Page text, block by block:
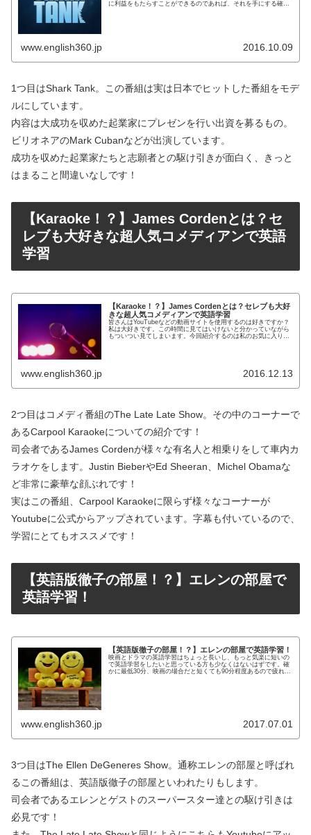
に利益をもたらすことができるのであれば、それを手にする確率
www.english360.jp 2016.10.09
1つ目はShark Tank。この番組は実は日本でヒットした番組をモデ
ルにしています。
内容は大成功を収めた起業家にプレゼンを行い出資を募るもの。
ビリオネアのMark Cubanなどが出演しています。
成功を収めた起業家たちと志願者との駆け引きが面白く、きっと
はまること間違いなしです！
【Karaoke！？】James Cordenとは？セ
レブも大好きな超人気コメディアンで英語
学習
【Karaoke！？】James Cordenとは？セレブも大好
きな超人気コメディアンで英語学習
皆さんはYouTubeなどの動画サイトを使用するのは好きですか？
私は大好きです。この時間に見てはいけないと分かっていながら
もついつい見てしまいます。今回紹介するのは私のお気に入り海
www.english360.jp 2016.12.13
2つ目はコメディ番組のThe Late Late Show。その中のコーナーで
あるCarpool Karaokeについての紹介です！
司会者であるJames Cordenが様々な有名人と相乗りをして車内カ
ラオケをします。Justin BieberやEd Sheeran、Michel Obamaな
ど非常に豪華な顔ぶれです！
実はこの番組、Carpool Karaokeに限らず様々なコーナーが
Youtubeに公式からアップされています。字幕も付いているので、
学習にとてもオススメです！
【英語版徹子の部屋！？】エレンの部屋で
英語学習！
【英語版徹子の部屋！？】エレンの部屋で英語学習！
映画とドラマの英語学習はちょっと長いし、もっと気楽に短いの
で英語学習をしたいと思っている方も少なくはないはずです。確
かに最低30分、映画の場合だと短くても90分程度あるので疲れて
www.english360.jp 2017.07.01
3つ目はThe Ellen DeGeneres Show。通称エレンの部屋と呼ばれ
るこの番組は、英語版徹子の部屋といわれたりもします。
司会者であるエレンとゲストのスーパースター達との駆け引きは
必見です！